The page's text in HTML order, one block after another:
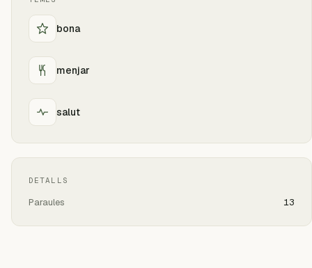
bona
menjar
salut
DETALLS
Paraules 13